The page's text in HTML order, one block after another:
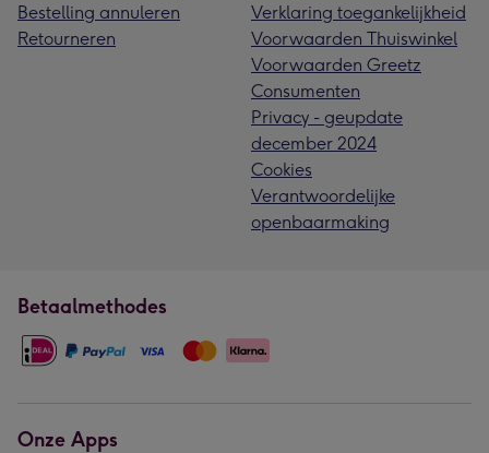
Bestelling annuleren
Retourneren
Verklaring toegankelijkheid
Voorwaarden Thuiswinkel
Voorwaarden Greetz
Consumenten
Privacy - geupdate
december 2024
Cookies
Verantwoordelijke
openbaarmaking
Betaalmethodes
Onze Apps